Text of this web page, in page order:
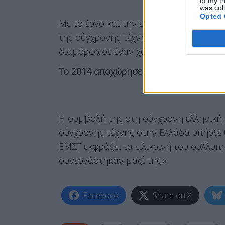
was
Opted
Με το έργο και την επιμονή της, έθεσε
της σύγχρονης τέχνης στη χώρα. Στήριξε
διαμόρφωσε έναν χώρο ανοιχτό στον
Το 2014 αποχώρησε από τη διεύθυνση
Η συμβολή της στη σύγχρονη
σύγχρονης τέχνης στην Ελλάδα
ΕΜΣΤ εκφράζει τα ειλικρινή του
συνεργάστηκαν μαζί της.»
Facebook Share on X